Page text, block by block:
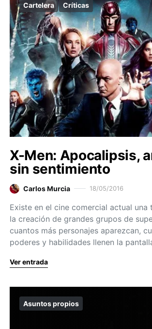
Cartelera Críticas
X-Men: Apocalipsis,
sin sentimiento
Carlos Murcia 18/05/2016
Existe en el cine comercial actual una
la creación de grandes grupos de
cuantos más personajes aparezcan,
poderes y habilidades llenen la
Ver entrada
Asuntos propios